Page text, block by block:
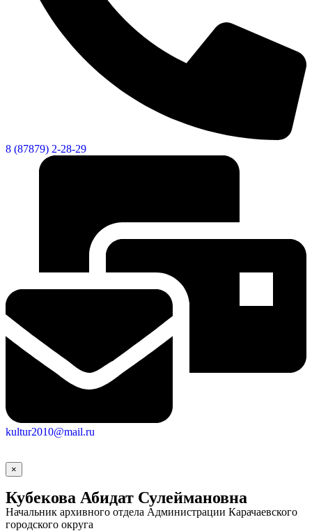
Новости
Газета "Минги Тау"
Социальные
8 (87879) 2-28-29
kultur2010@mail.ru
×
Кубекова Абидат Сулеймановна
Начальник архивного отдела Администрации Карачаевского
городского округа